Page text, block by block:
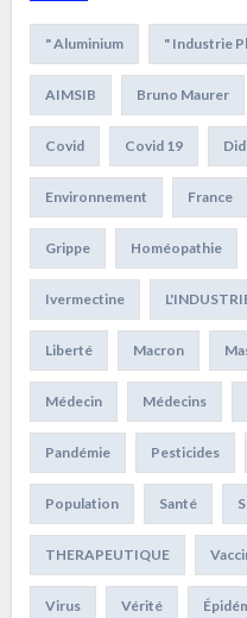
" Aluminium " Industrie
AIMSIB Bruno Maurer
Covid Covid 19
Environnement France
Grippe Homéopathie
Ivermectine
Liberté Macron
Médecin Médecins
Pandémie Pesticides
Population Santé
THERAPEUTIQUE
Virus Vérité